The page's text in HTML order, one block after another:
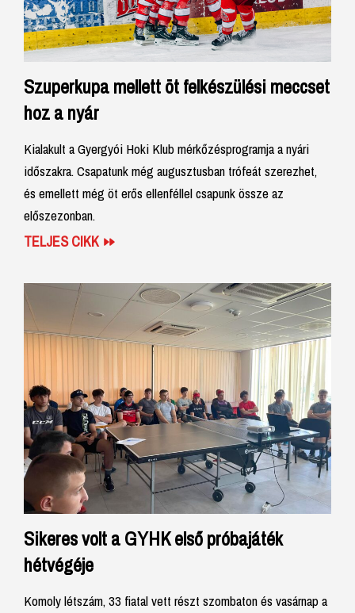
Szuperkupa mellett öt felkészülési meccset
hoz a nyár
Kialakult a Gyergyói Hoki Klub mérkőzésprogramja a nyári
időszakra. Csapatunk még augusztusban trófeát szerezhet,
és emellett még öt erős ellenféllel csapunk össze az
előszezonban.
TELJES CIKK
Sikeres volt a GYHK első próbajáték
hétvégéje
Komoly létszám, 33 fiatal vett részt szombaton és vasárnap a